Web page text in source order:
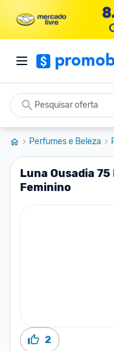
Perfumes e Beleza
Luna Ousadia
Feminino
2